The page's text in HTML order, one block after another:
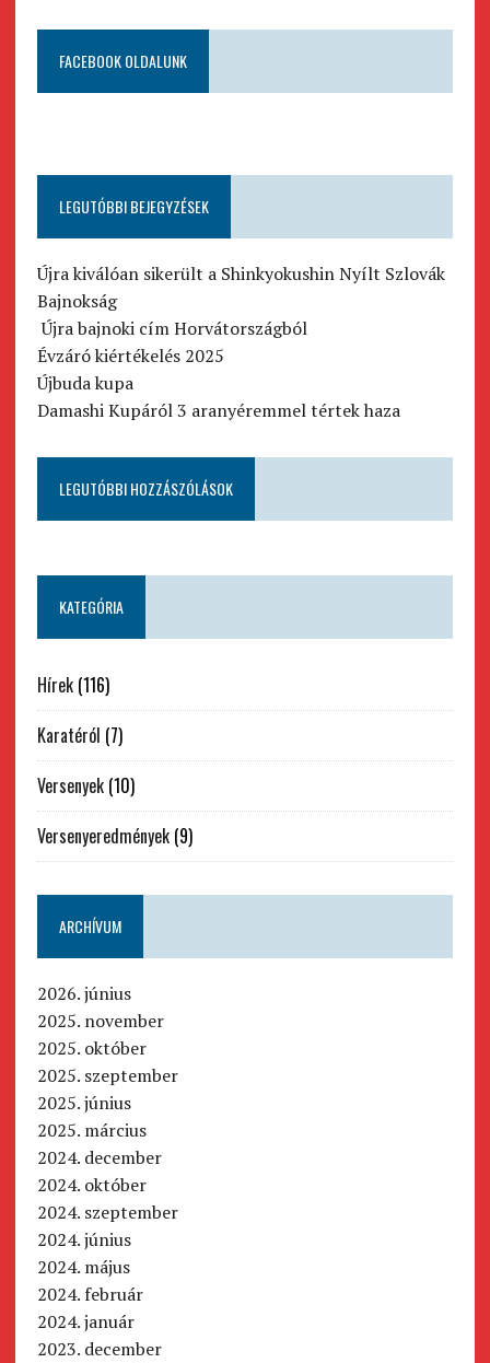
FACEBOOK OLDALUNK
LEGUTÓBBI BEJEGYZÉSEK
Újra kiválóan sikerült a Shinkyokushin Nyílt Szlovák
Bajnokság
Újra bajnoki cím Horvátországból
Évzáró kiértékelés 2025
Újbuda kupa
Damashi Kupáról 3 aranyéremmel tértek haza
LEGUTÓBBI HOZZÁSZÓLÁSOK
KATEGÓRIA
Hírek(116)
Karatéról (7)
Versenyek(10)
Versenyeredmények(9)
ARCHÍVUM
2026. június
2025. november
2025. október
2025. szeptember
2025. június
2025. március
2024. december
2024. október
2024. szeptember
2024. június
2024. május
2024. február
2024. január
2023. december